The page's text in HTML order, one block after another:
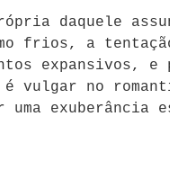
daquele
frios, a
expansivos, e
vulgar no
exuberância